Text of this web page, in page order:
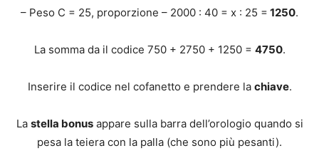
– Peso C = 25, proporzione – 2000 : 40 = x : 25 = 1250.
La somma da il codice 750 + 2750 + 1250 = 4750.
Inserire il codice nel cofanetto e prendere la chiave.
La stella bonusappare sulla barra dell’orologio quando si
pesa la teiera con la palla (che sono più pesanti).